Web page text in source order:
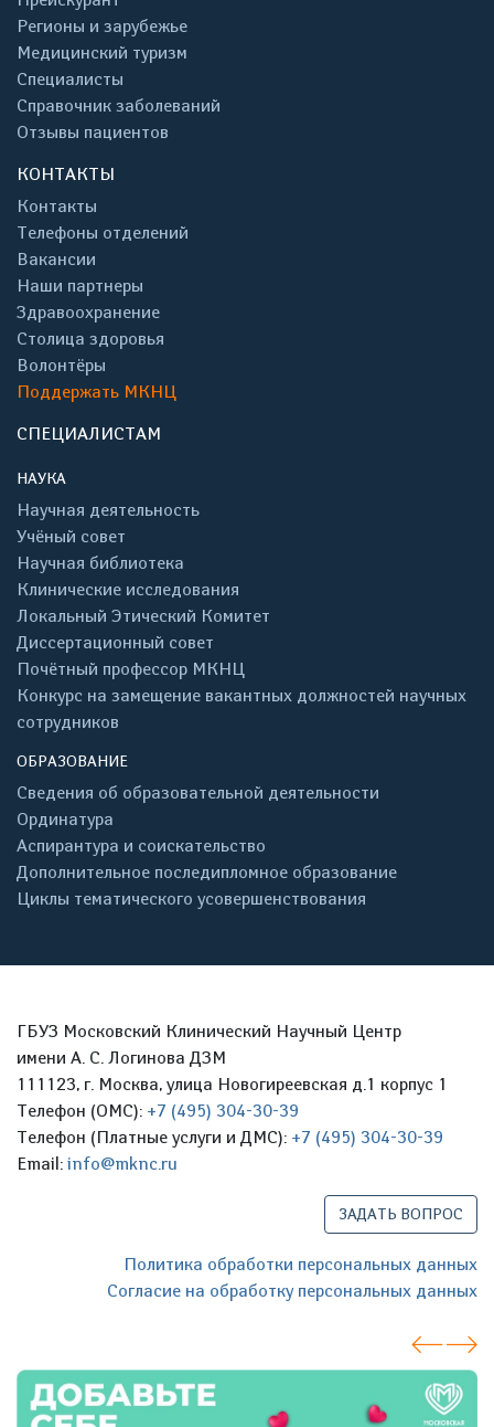
Регионы и зарубежье
Медицинский туризм
Специалисты
Справочник заболеваний
Отзывы пациентов
КОНТАКТЫ
Контакты
Телефоны отделений
Вакансии
Наши партнеры
Здравоохранение
Столица здоровья
Волонтёры
Поддержать МКНЦ
СПЕЦИАЛИСТАМ
НАУКА
Научная деятельность
Учёный совет
Научная библиотека
Клинические исследования
Локальный Этический Комитет
Диссертационный совет
Почётный профессор МКНЦ
Конкурс на замещение вакантных должностей научных
сотрудников
ОБРАЗОВАНИЕ
Сведения об образовательной деятельности
Ординатура
Аспирантура и соискательство
Дополнительное последипломное образование
Циклы тематического усовершенствования
ГБУЗ Московский Клинический Научный Центр
имени А. С. Логинова ДЗМ
111123, г. Москва, улица Новогиреевская д.1 корпус 1
Телефон (ОМС): +7 (495) 304-30-39
Телефон (Платные услуги и ДМС): +7 (495) 304-30-39
Email: info@mknc.ru
ЗАДАТЬ ВОПРОС
Политика обработки персональных данных
Согласие на обработку персональных данных